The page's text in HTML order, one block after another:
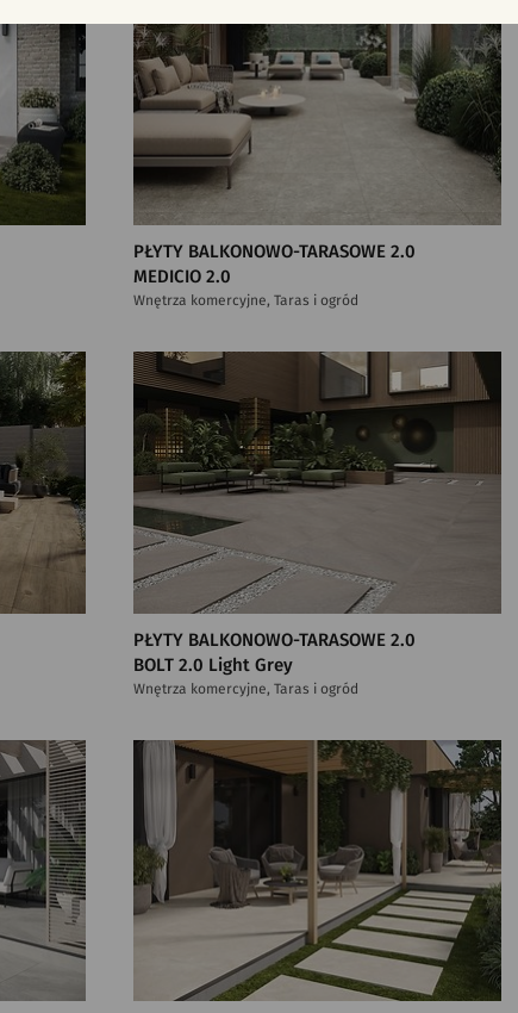
PŁYTY BALKONOWO-TARASOWE 2.0
MEDICIO 2.0
Wnętrza komercyjne, Taras i ogród
PŁYTY BALKONOWO-TARASOWE 2.0
BOLT 2.0 Light Grey
Wnętrza komercyjne, Taras i ogród